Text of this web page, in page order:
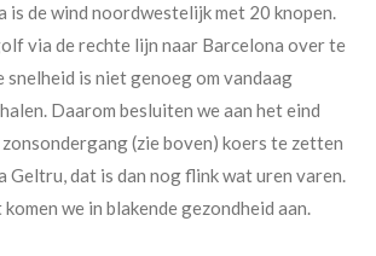
is de wind noordwestelijk met 20 knopen.
via de rechte lijn naar Barcelona over te
snelheid is niet genoeg om vandaag
Daarom besluiten we aan het eind
zonsondergang (zie boven) koers te zetten
Geltru, dat is dan nog flink wat uren varen.
we in blakende gezondheid aan.